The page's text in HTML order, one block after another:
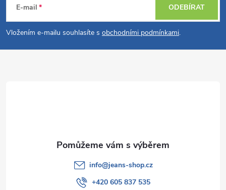
p
a
E-mail
Vložením e-mailu souhlasíte s obchodními podmínkami.
ODEBÍRAT
info@jeans-shop.cz
+420 605 837 535